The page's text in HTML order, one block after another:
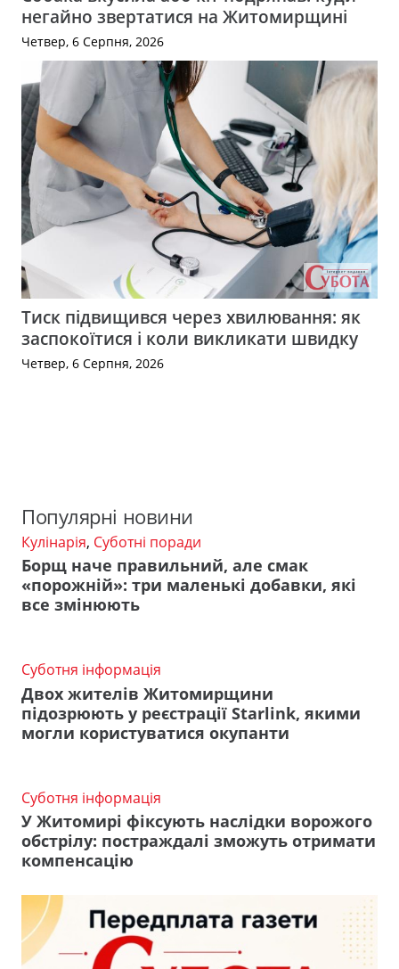
негайно звертатися на Житомирщині
Четвер, 6 Серпня, 2026
Тиск підвищився через хвилювання: як
заспокоїтися і коли викликати швидку
Четвер, 6 Серпня, 2026
Популярні новини
Кулінарія, Суботні поради
Борщ наче правильний, але смак
«порожній»: три маленькі добавки, які
все змінюють
Суботня інформація
Двох жителів Житомирщини
підозрюють у реєстрації Starlink, якими
могли користуватися окупанти
Суботня інформація
У Житомирі фіксують наслідки ворожого
обстрілу: постраждалі зможуть отримати
компенсацію